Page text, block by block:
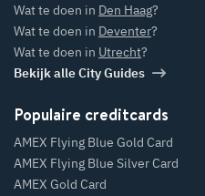
Wat te doen in Den Haag?
Wat te doen in Deventer?
Wat te doen in Utrecht?
Bekijk alle City Guides
Populaire creditcards
AMEX Flying Blue Gold Card
AMEX Flying Blue Silver Card
AMEX Gold Card